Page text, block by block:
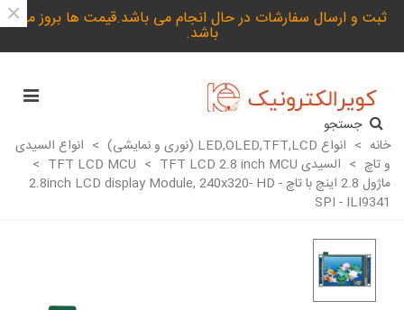
ثبت و ارسال سفارشات در حال انجام می باشد.قیمت ها بروز می
باشد.
×
جستجو
خانه > انواع LED,OLED,TFT,LCD (نوری و نمایشی) > انواع السیدی
و تاچ > السیدی TFT LCD MCU > TFT LCD 2.8 inch MCU
>
ماژول 2.8 اینچ با تاچ 2.8inch LCD display Module, 240x320- HD -
SPI - ILI9341